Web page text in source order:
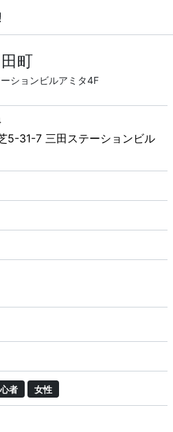
町
ションビルアミタ4F
5-31-7 三田ステーションビル
者 女性